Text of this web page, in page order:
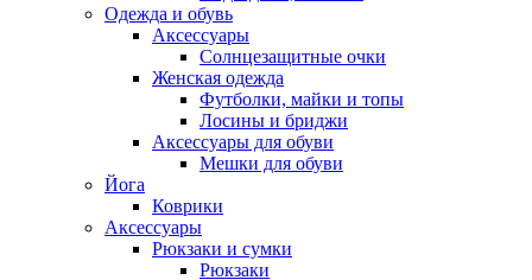
Одежда и обувь
Аксессуары
Солнцезащитные очки
Женская одежда
Футболки, майки и топы
Лосины и бриджи
Аксессуары для обуви
Мешки для обуви
Йога
Коврики
Аксессуары
Рюкзаки и сумки
Рюкзаки